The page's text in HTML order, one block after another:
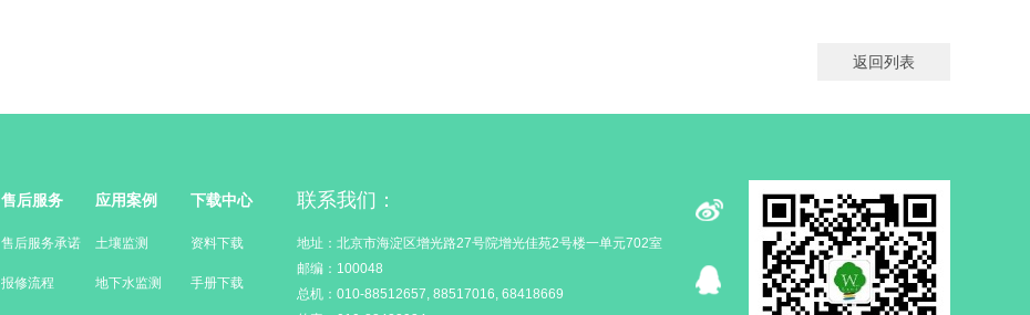
返回列表
售后服务
售后服务承诺
报修流程
应用案例
土壤监测
地下水监测
下载中心
资料下载
手册下载
联系我们：
地址：北京市海淀区增光路27号院增光佳苑2号楼一单元702室
邮编：100048
总机：010-88512657, 88517016, 68418669